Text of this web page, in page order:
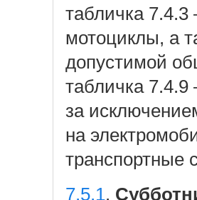
табличка
мотоциклы, а
допустимой
табличка
за
на
транспортные
7.5.1.